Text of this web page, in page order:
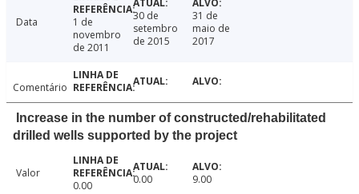
Data
1 de
novembro
de 2011
30 de
setembro
de 2015
31 de
maio de
2017
Comentário
Increase in the number of constructed/rehabilitated
drilled wells supported by the project
Valor
0.00
0.00 9.00